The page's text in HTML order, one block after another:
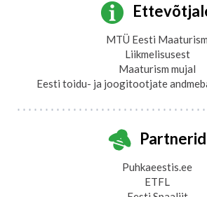
MTÜ Eesti Maaturism
Liikmelisusest
Maaturism mujal
Eesti toidu- ja joogitootjate
Partnerid
Puhkaeestis.ee
ETFL